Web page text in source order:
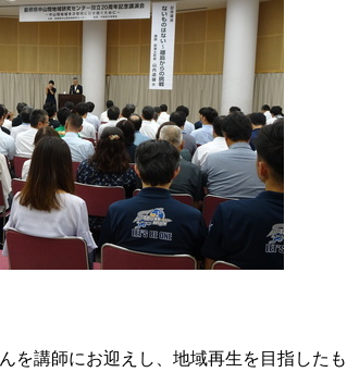
を講師にお迎えし、地域再生を目指した